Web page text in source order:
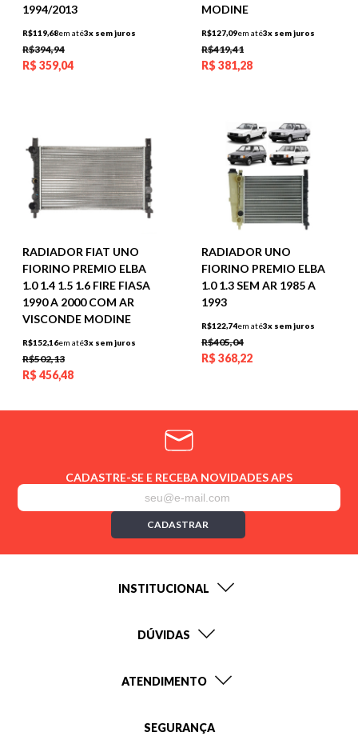
1994/2013
R$119,68em até3x sem juros
R$394,94
R$359,04
MODINE
R$127,09em até3x sem juros
R$419,41
R$381,28
RADIADOR FIAT UNO
FIORINO PREMIO ELBA
1.0 1.4 1.5 1.6 FIRE FIASA
1990 A 2000 COM AR
VISCONDE MODINE
R$152,16em até3x sem juros
R$502,13
R$456,48
RADIADOR UNO
FIORINO PREMIO ELBA
1.0 1.3 SEM AR 1985 A
1993
R$122,74em até3x sem juros
R$405,04
R$368,22
CADASTRE-SE E RECEBA NOVIDADES APS
CADASTRAR
INSTITUCIONAL
DÚVIDAS
ATENDIMENTO
SEGURANÇA